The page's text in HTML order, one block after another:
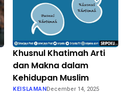
Khusnul Khatimah Arti
dan Makna dalam
Kehidupan Muslim
KEISLAMAN December 14, 2025